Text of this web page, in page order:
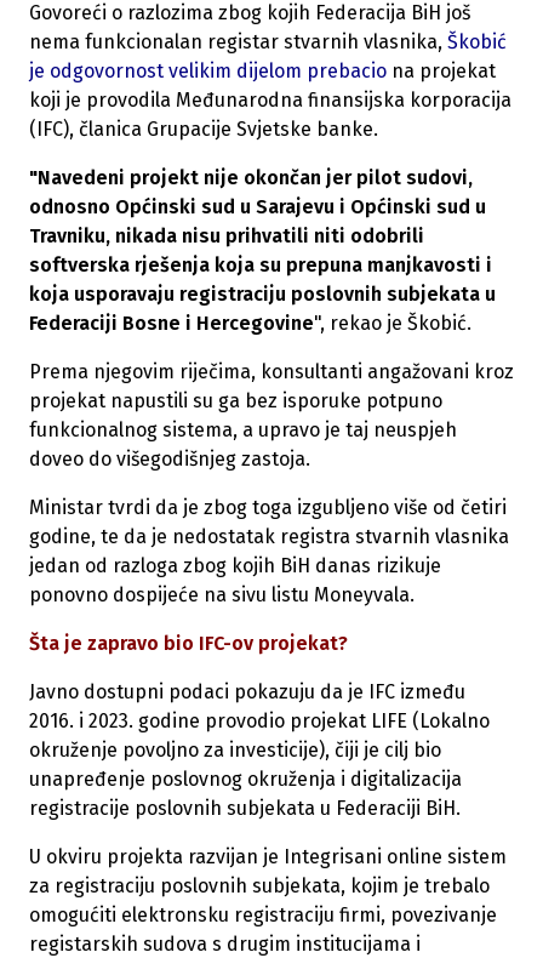
Govoreći o razlozima zbog kojih Federacija BiH još
nema funkcionalan registar stvarnih vlasnika, Škobić
je odgovornost velikim dijelom prebacio na projekat
koji je provodila Međunarodna finansijska korporacija
(IFC), članica Grupacije Svjetske banke.
"Navedeni projekt nije okončan jer pilot sudovi,
odnosno Općinski sud u Sarajevu i Općinski sud u
Travniku, nikada nisu prihvatili niti odobrili
softverska rješenja koja su prepuna manjkavosti i
koja usporavaju registraciju poslovnih subjekata u
Federaciji Bosne i Hercegovine", rekao je Škobić.
Prema njegovim riječima, konsultanti angažovani kroz
projekat napustili su ga bez isporuke potpuno
funkcionalnog sistema, a upravo je taj neuspjeh
doveo do višegodišnjeg zastoja.
Ministar tvrdi da je zbog toga izgubljeno više od četiri
godine, te da je nedostatak registra stvarnih vlasnika
jedan od razloga zbog kojih BiH danas rizikuje
ponovno dospijeće na sivu listu Moneyvala.
Šta je zapravo bio IFC-ov projekat?
Javno dostupni podaci pokazuju da je IFC između
2016. i 2023. godine provodio projekat LIFE (Lokalno
okruženje povoljno za investicije), čiji je cilj bio
unapređenje poslovnog okruženja i digitalizacija
registracije poslovnih subjekata u Federaciji BiH.
U okviru projekta razvijan je Integrisani online sistem
za registraciju poslovnih subjekata, kojim je trebalo
omogućiti elektronsku registraciju firmi, povezivanje
registarskih sudova s drugim institucijama i